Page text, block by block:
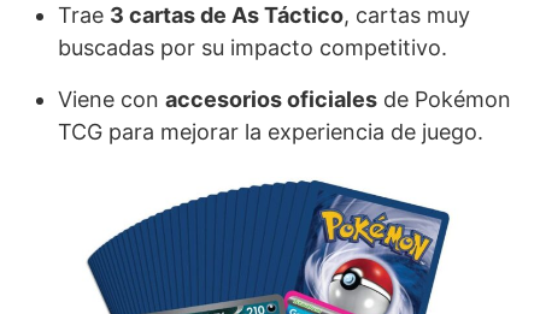
Trae 3 cartas de As Táctico, cartas muy
buscadas por su impacto competitivo.
Viene con accesorios oficiales de Pokémon
TCG para mejorar la experiencia de juego.